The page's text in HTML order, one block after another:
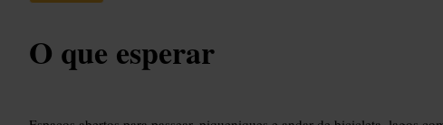
O que esperar